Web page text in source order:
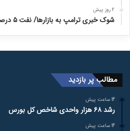
2 روز پیش
شوک خبری ترامپ به بازارها/ نفت ۵ درصد سقوط کرد
مطالب پر بازدید
14 ساعت پیش
رشد ۶۸ هزار واحدی شاخص کل بورس
14 ساعت پیش